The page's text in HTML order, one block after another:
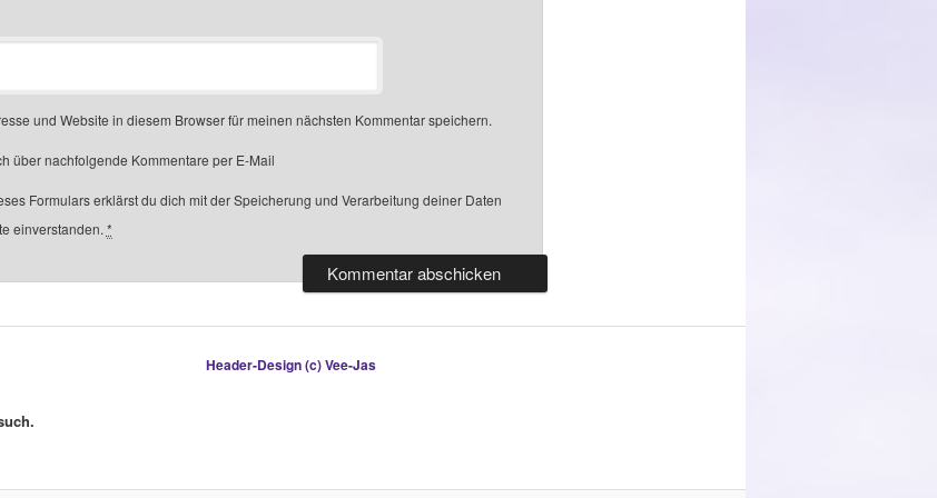
und Website in diesem Browser für meinen nächsten Kommentar speichern.
über nachfolgende Kommentare per E-Mail
Formulars erklärst du dich mit der Speicherung und Verarbeitung deiner Daten
einverstanden. *
Header-Design (c) Vee-Jas